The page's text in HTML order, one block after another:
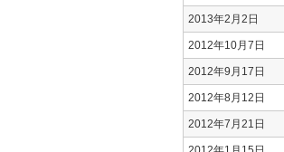
2013年2月2日
2012年10月7日
2012年9月17日
2012年8月12日
2012年7月21日